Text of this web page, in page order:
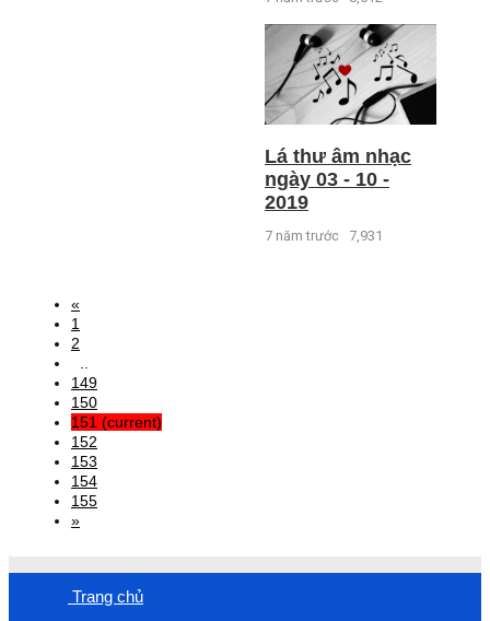
Lá thư âm nhạc
ngày 03 - 10 -
2019
7 năm trước 7,931
«
1
2
149
150
151 (current)
152
153
154
155
»
Trang chủ